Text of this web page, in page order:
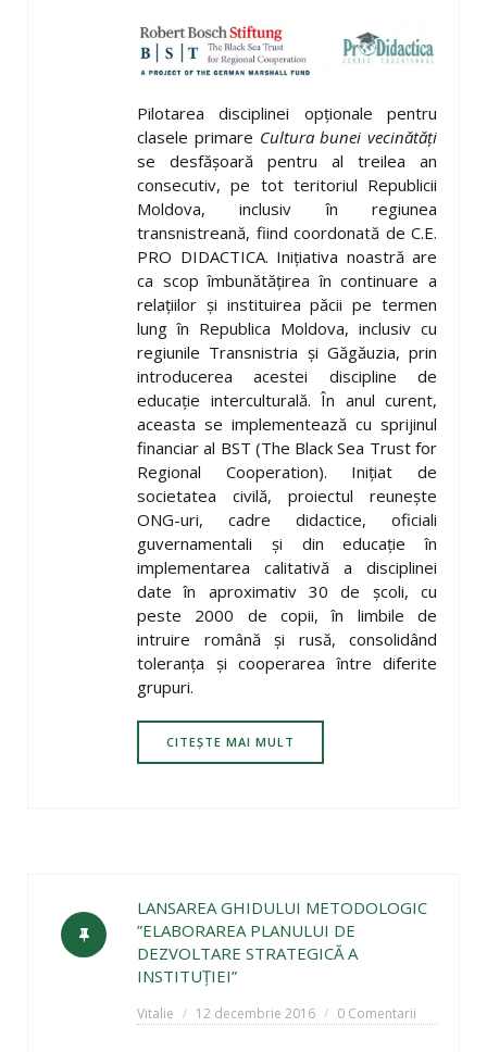
Pilotarea disciplinei opţionale pentru
clasele primare Cultura bunei vecinătăţi
se desfăşoară pentru al treilea an
consecutiv, pe tot teritoriul Republicii
Moldova, inclusiv în regiunea
transnistreană, fiind coordonată de C.E.
PRO DIDACTICA. Iniţiativa noastră are
ca scop îmbunătăţirea în continuare a
relaţiilor şi instituirea păcii pe termen
lung în Republica Moldova, inclusiv cu
regiunile Transnistria şi Găgăuzia, prin
introducerea acestei discipline de
educaţie interculturală. În anul curent,
aceasta se implementează cu sprijinul
financiar al BST (The Black Sea Trust for
Regional Cooperation). Iniţiat de
societatea civilă, proiectul reuneşte
ONG-uri, cadre didactice, oficiali
guvernamentali şi din educaţie în
implementarea calitativă a disciplinei
date în aproximativ 30 de şcoli, cu
peste 2000 de copii, în limbile de
intruire română şi rusă, consolidând
toleranţa şi cooperarea între diferite
grupuri.
CITEȘTE MAI MULT
LANSAREA GHIDULUI METODOLOGIC
”ELABORAREA PLANULUI DE
DEZVOLTARE STRATEGICĂ A
INSTITUȚIEI”
Vitalie 12 decembrie 2016 0 Comentarii